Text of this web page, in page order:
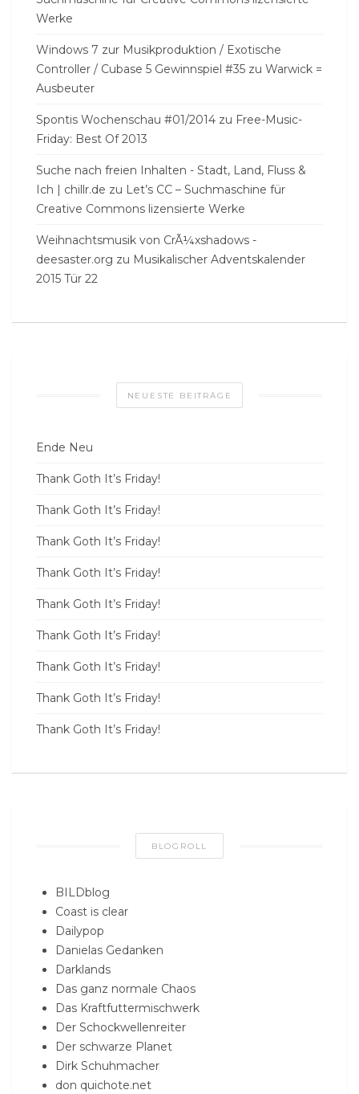
Werke
Windows 7 zur Musikproduktion / Exotische
Controller / Cubase 5 Gewinnspiel #35 zu Warwick =
Ausbeuter
Spontis Wochenschau #01/2014 zu Free-Music-
Friday: Best Of 2013
Suche nach freien Inhalten - Stadt, Land, Fluss &
Ich | chillr.de zu Let’s CC – Suchmaschine für
Creative Commons lizensierte Werke
Weihnachtsmusik von CrÃ¼xshadows -
deesaster.org zu Musikalischer Adventskalender
2015 Tür 22
NEUESTE BEITRÄGE
Ende Neu
Thank Goth It’s Friday!
Thank Goth It’s Friday!
Thank Goth It’s Friday!
Thank Goth It’s Friday!
Thank Goth It’s Friday!
Thank Goth It’s Friday!
Thank Goth It’s Friday!
Thank Goth It’s Friday!
Thank Goth It’s Friday!
BLOGROLL
BILDblog
Coast is clear
Dailypop
Danielas Gedanken
Darklands
Das ganz normale Chaos
Das Kraftfuttermischwerk
Der Schockwellenreiter
Der schwarze Planet
Dirk Schuhmacher
don quichote.net